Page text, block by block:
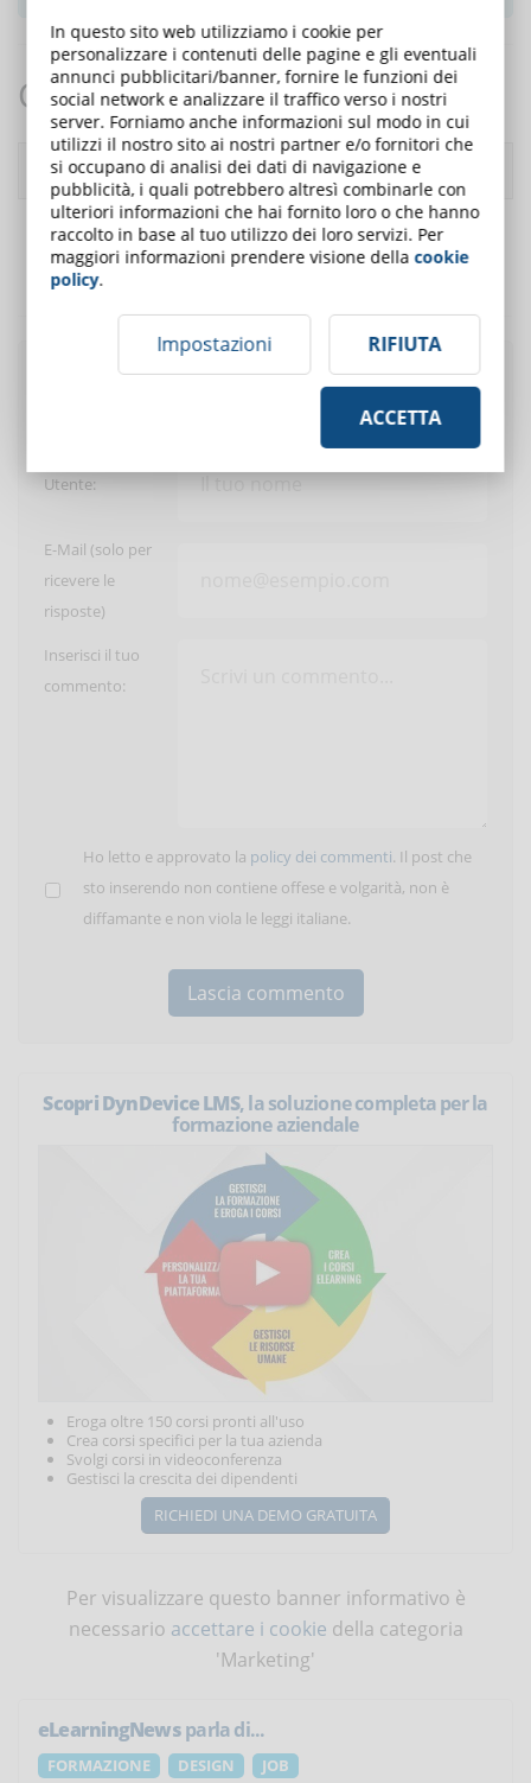
Commenti:
RispondiAutore: pauleau - likes:0 30/11/2020 (10:02:02)
Mille "merci" pour ces articles bien construits, efficaces et clairs.
C'est magnifique!
Et merci de les partager avec les enseignants.
Pubblica un commento
Utente:
E-Mail (solo per
ricevere le
risposte)
Inserisci il tuo
commento:
Ho letto e approvato la policy dei commenti. Il post che
sto inserendo non contiene offese e volgarità, non è
diffamante e non viola le leggi italiane.
Scopri DynDevice LMS, la soluzione completa per la
formazione aziendale
Eroga oltre 150 corsi pronti all'uso
Crea corsi specifici per la tua azienda
Svolgi corsi in videoconferenza
Gestisci la crescita dei dipendenti
RICHIEDI UNA DEMO GRATUITA
Per visualizzare questo banner informativo è
necessario accettare i cookie della categoria
'Marketing'
eLearningNewsparla di...
FORMAZIONE DESIGN
JOB
In questo sito web utilizziamo i cookie per
personalizzare i contenuti delle pagine e gli eventuali
annunci pubblicitari/banner, fornire le funzioni dei
social network e analizzare il traffico verso i nostri
server. Forniamo anche informazioni sul modo in cui
utilizzi il nostro sito ai nostri partner e/o fornitori che
si occupano di analisi dei dati di navigazione e
pubblicità, i quali potrebbero altresì combinarle con
ulteriori informazioni che hai fornito loro o che hanno
raccolto in base al tuo utilizzo dei loro servizi. Per
maggiori informazioni prendere visione dellacookie
policy.
Impostazioni RIFIUTA
ACCETTA